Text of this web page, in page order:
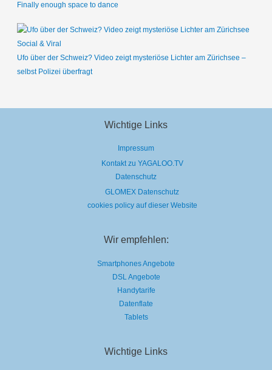
Finally enough space to dance
Social & Viral
Ufo über der Schweiz? Video zeigt mysteriöse Lichter am Zürichsee –
selbst Polizei überfragt
Wichtige Links
Impressum
Kontakt zu YAGALOO.TV
Datenschutz
GLOMEX Datenschutz
cookies policy auf dieser Website
Wir empfehlen:
Smartphones Angebote
DSL Angebote
Handytarife
Datenflate
Tablets
Wichtige Links